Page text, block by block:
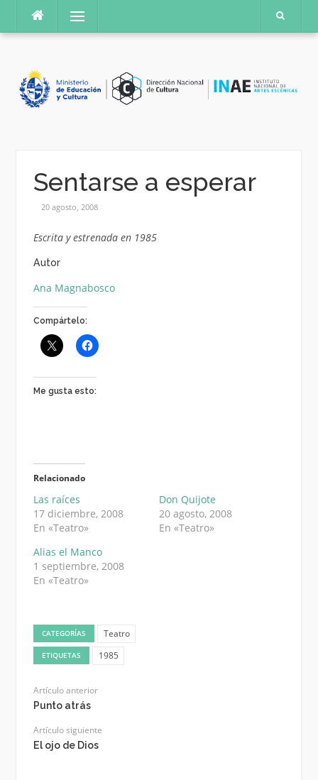
contenido
Menú
Sentarse a esperar
20 agosto, 2008
Escrita y estrenada en 1985
Autor
Ana Magnabosco
Compártelo:
Me gusta esto:
Relacionado
Las raíces
17 diciembre, 2008
En «Teatro»
Don Quijote
20 agosto, 2008
En «Teatro»
Alias el Manco
1 septiembre, 2008
En «Teatro»
CATEGORÍAS Teatro
ETIQUETAS 1985
Artículo anterior
Punto atrás
Artículo siguiente
El ojo de Dios